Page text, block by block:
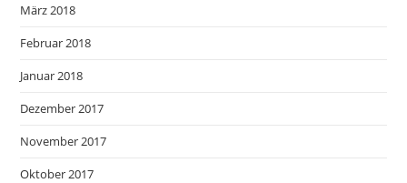
März 2018
Februar 2018
Januar 2018
Dezember 2017
November 2017
Oktober 2017